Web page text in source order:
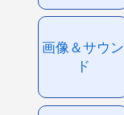
画像＆サウン
ド